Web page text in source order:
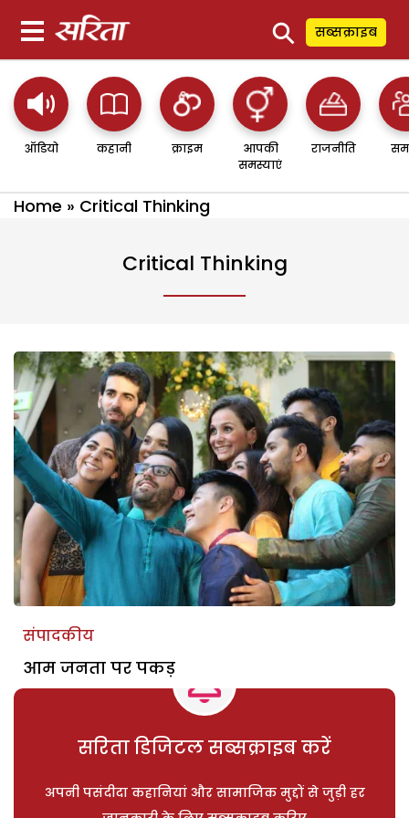
⚲ सब्सक्राइब
ऑडियो कहानी क्राइम
आपकी
समस्याएं
राजनीति
Home » Critical Thinking
Critical Thinking
संपादकीय
आम जनता पर पकड़
सरिता डिजिटल सब्सक्राइब करें
अपनी पसंदीदा कहानियां और सामाजिक मुद्दों से जुड़ी हर